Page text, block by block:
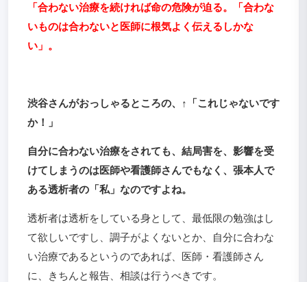
「合わない治療を続ければ命の危険が迫る。「合わな
いものは合わないと医師に根気よく伝えるしかな
い」。
渋谷さんがおっしゃるところの、↑「これじゃないです
か！」
自分に合わない治療をされても、結局害を、影響を受
けてしまうのは医師や看護師さんでもなく、張本人で
ある透析者の「私」なのですよね。
透析者は透析をしている身として、最低限の勉強はし
て欲しいですし、調子がよくないとか、自分に合わな
い治療であるというのであれば、医師・看護師さん
に、きちんと報告、相談は行うべきです。